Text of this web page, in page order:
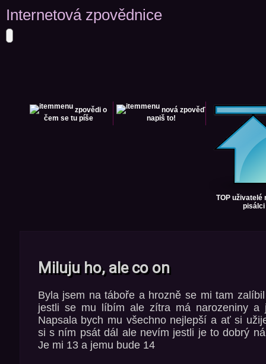
Internetová zpovědnice
zpovědi o
čem se tu píše
nová zpověď
napiš to!
TOP uživatelé
pisálci
Miluju ho, ale co on
Byla jsem na táboře a hrozně se mi tam
jestli se mu líbím ale zítra má narozeniny a
Napsala bych mu všechno nejlepší a ať si
si s ním psát dál ale nevím jestli je to dobrý
Je mi 13 a jemu bude 14